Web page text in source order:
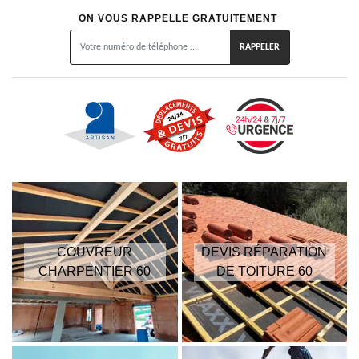
ON VOUS RAPPELLE GRATUITEMENT
COUVREUR
CHARPENTIER 60
DEVIS RÉPARATION
DE TOITURE 60